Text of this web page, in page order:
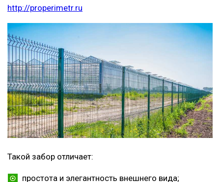
http://properimetr.ru
Такой забор отличает:
простота и элегантность внешнего вида;